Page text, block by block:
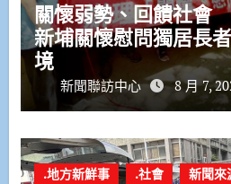
關懷弱勢、回饋社會
新埔關懷慰問獨居長
境
新聞聯訪中心 8 月 7,
.地方新鮮事 .社會 新聞來